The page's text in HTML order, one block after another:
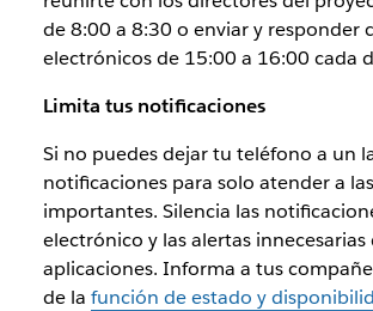
de 8:00 a 8:30 o enviar y responder
electrónicos de 15:00 a 16:00 cada
Limita tus notificaciones
Si no puedes dejar tu teléfono a un
notificaciones para solo atender a las
importantes. Silencia las
electrónico y las alertas innecesarias
aplicaciones. Informa a tus
de la función de estado y